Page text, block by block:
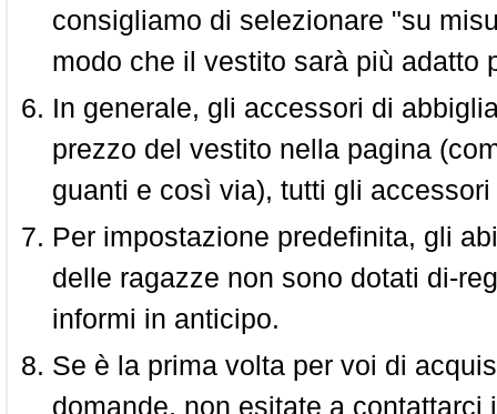
consigliamo di selezionare "su
modo che il vestito sarà più adatto
In generale, gli accessori di
prezzo del vestito nella pagina
guanti e così via), tutti gli
Per impostazione predefinita, gli
delle ragazze non sono dotati di-
informi in anticipo.
Se è la prima volta per voi di
domande, non esitate a